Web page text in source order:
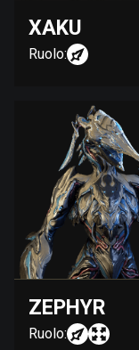
XAKU
Ruolo:
ZEPHYR
Ruolo: